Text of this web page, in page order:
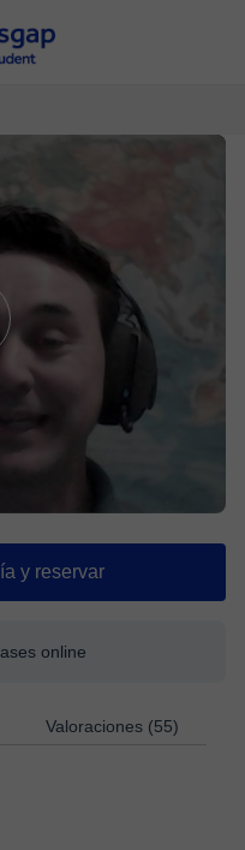
y reservar
online
Valoraciones (55)